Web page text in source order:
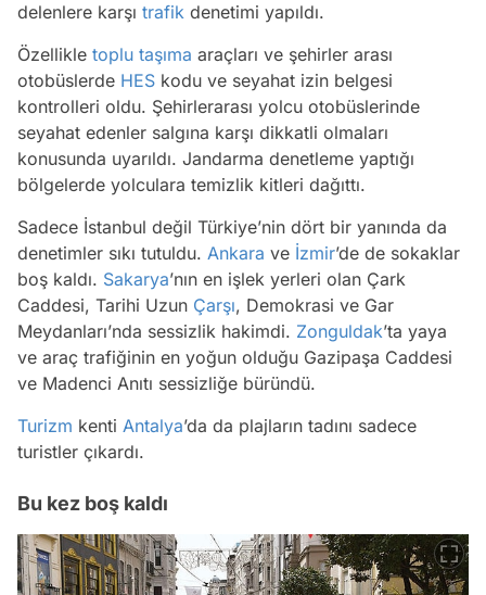
delenlere karşı trafik denetimi yapıldı.
Özellikle toplu taşıma araçları ve şehirler arası
otobüslerde HES kodu ve seyahat izin belgesi
kontrolleri oldu. Şehirlerarası yolcu otobüslerinde
seyahat edenler salgına karşı dikkatli olmaları
konusunda uyarıldı. Jandarma denetleme yaptığı
bölgelerde yolculara temizlik kitleri dağıttı.
Sadece İstanbul değil Türkiye’nin dört bir yanında da
denetimler sıkı tutuldu. Ankara ve İzmir’de de sokaklar
boş kaldı. Sakarya’nın en işlek yerleri olan Çark
Caddesi, Tarihi Uzun Çarşı, Demokrasi ve Gar
Meydanları’nda sessizlik hakimdi. Zonguldak’ta yaya
ve araç trafiğinin en yoğun olduğu Gazipaşa Caddesi
ve Madenci Anıtı sessizliğe büründü.
Turizm kenti Antalya’da da plajların tadını sadece
turistler çıkardı.
Bu kez boş kaldı